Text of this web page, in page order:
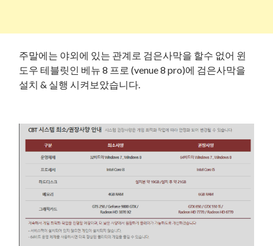
주말에는 야외에 있는 관계로 검은사막을 할수 없어 윈
도우 테블릿인 베뉴 8 프로 (venue 8 pro)에 검은사막을
설치 & 실행 시켜보았습니다.